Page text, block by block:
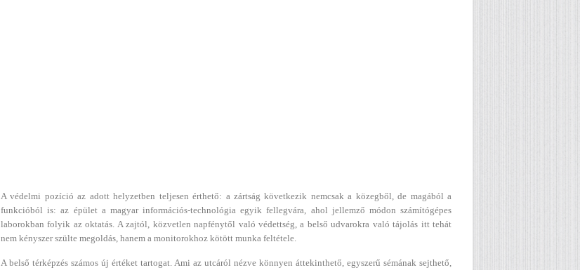
A védelmi pozíció az adott helyzetben teljesen érthető: a zártság következik nemcsak a közegből, de magából a
funkcióból is: az épület a magyar információs-technológia egyik fellegvára, ahol jellemző módon számítógépes
laborokban folyik az oktatás. A zajtól, közvetlen napfénytől való védettség, a belső udvarokra való tájolás itt tehát
nem kényszer szülte megoldás, hanem a monitorokhoz kötött munka feltétele.
A belső térképzés számos új értéket tartogat. Ami az utcáról nézve könnyen áttekinthető, egyszerű sémának sejthető,